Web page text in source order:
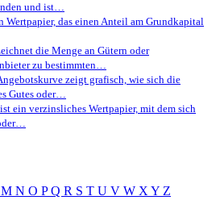
und ist…
Wertpapier, das einen Anteil am Grundkapital
die Menge an Gütern oder
zu bestimmten…
zeigt grafisch, wie sich die
Gutes oder…
ein verzinsliches Wertpapier, mit dem sich
M N O PQ R S T U V W X Y Z